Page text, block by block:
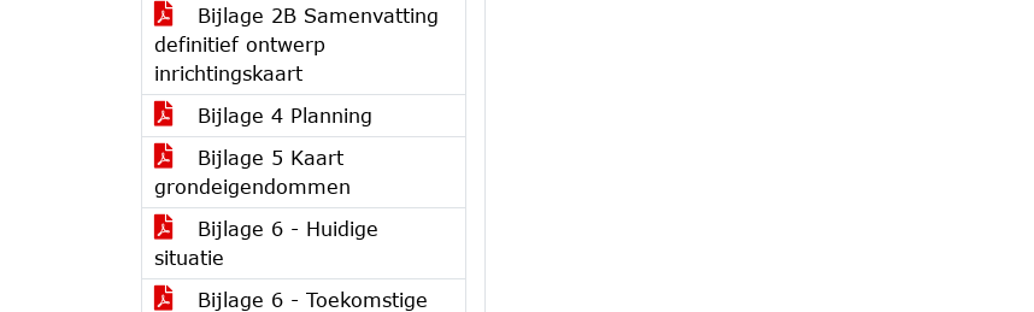
Bijlage 2B Samenvatting
definitief ontwerp
inrichtingskaart
Bijlage 4 Planning
Bijlage 5 Kaart
grondeigendommen
Bijlage 6 - Huidige
situatie
Bijlage 6 - Toekomstige